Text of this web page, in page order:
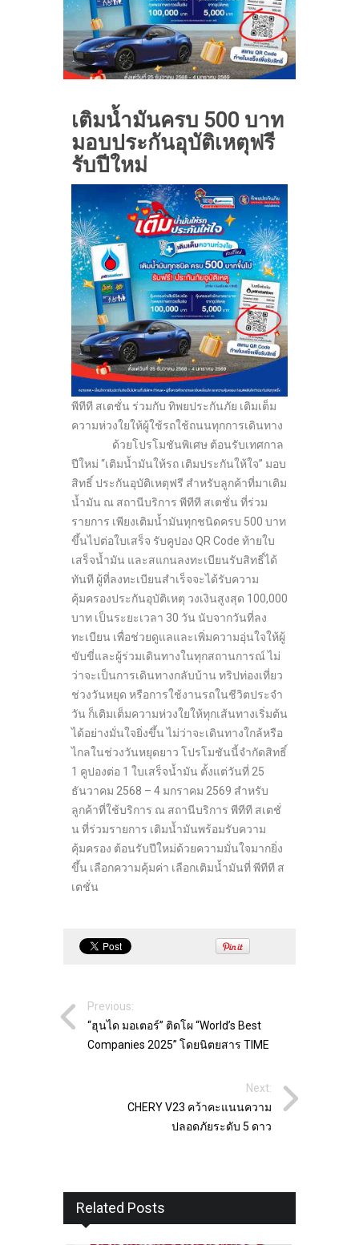
เติมน้ำมันครบ 500 บาท
มอบประกันอุบัติเหตุฟรี
รับปีใหม่
พีทีที สเตชั่น ร่วมกับ ทิพยประกันภัย เติมเต็ม
ความห่วงใยให้ผู้ใช้รถใช้ถนนทุกการเดินทาง
ด้วยโปรโมชันพิเศษ ต้อนรับเทศกาล
ปีใหม่ “เติมน้ำมันให้รถ เติมประกันให้ใจ” มอบ
สิทธิ์ ประกันอุบัติเหตุฟรี สำหรับลูกค้าที่มาเติม
น้ำมัน ณ สถานีบริการ พีทีที สเตชั่น ที่ร่วม
รายการ เพียงเติมน้ำมันทุกชนิดครบ 500 บาท
ขึ้นไปต่อใบเสร็จ รับคูปอง QR Code ท้ายใบ
เสร็จน้ำมัน และสแกนลงทะเบียนรับสิทธิ์ได้
ทันที ผู้ที่ลงทะเบียนสำเร็จจะได้รับความ
คุ้มครองประกันอุบัติเหตุ วงเงินสูงสุด 100,000
บาท เป็นระยะเวลา 30 วัน นับจากวันที่ลง
ทะเบียน เพื่อช่วยดูแลและเพิ่มความอุ่นใจให้ผู้
ขับขี่และผู้ร่วมเดินทางในทุกสถานการณ์ ไม่
ว่าจะเป็นการเดินทางกลับบ้าน ทริปท่องเที่ยว
ช่วงวันหยุด หรือการใช้งานรถในชีวิตประจำ
วัน ก็เติมเต็มความห่วงใยให้ทุกเส้นทางเริ่มต้น
ได้อย่างมั่นใจยิ่งขึ้น ไม่ว่าจะเดินทางใกล้หรือ
ไกลในช่วงวันหยุดยาว โปรโมชันนี้จำกัดสิทธิ์
1 คูปองต่อ 1 ใบเสร็จน้ำมัน ตั้งแต่วันที่ 25
ธันวาคม 2568 – 4 มกราคม 2569 สำหรับ
ลูกค้าที่ใช้บริการ ณ สถานีบริการ พีทีที สเตชั่
น ที่ร่วมรายการ เติมน้ำมันพร้อมรับความ
คุ้มครอง ต้อนรับปีใหม่ด้วยความมั่นใจมากยิ่ง
ขึ้น เลือกความคุ้มค่า เลือกเติมน้ำมันที่ พีทีที ส
เตชั่น
Previous:
“ฮุนได มอเตอร์” ติดโผ “World’s Best
Companies 2025” โดยนิตยสาร TIME
Next:
CHERY V23 คว้าคะแนนความ
ปลอดภัยระดับ 5 ดาว
Related Posts